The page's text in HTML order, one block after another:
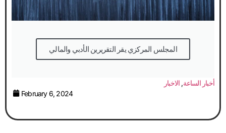
المجلس المركزي يقر التقريرين الأدبي والمالي
أخبار الساعة, الاخبار
February 6, 2024